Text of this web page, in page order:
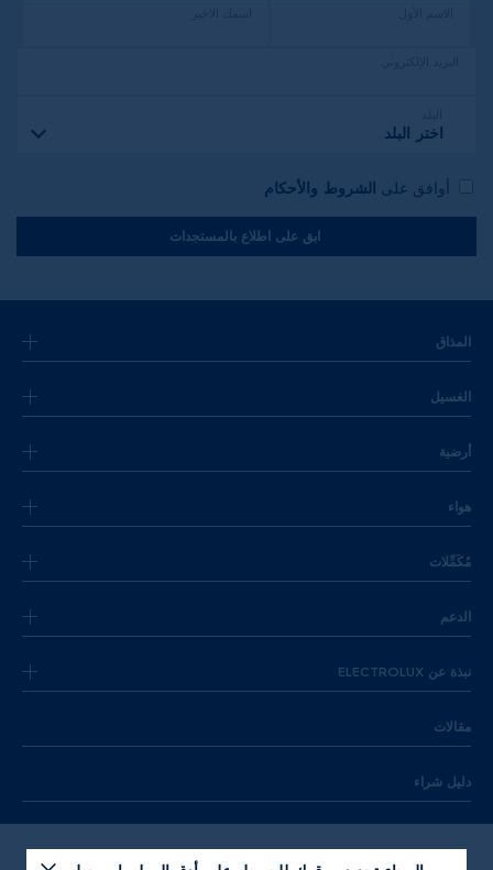
اختر البلد
أوافق على الشروط والأحكام
ابق على اطلاع بالمستجدات
المذاق
الغسيل
أرضية
هواء
مُكَمِّلات
الدعم
نبذة عن ELECTROLUX
مقالات
دليل شراء